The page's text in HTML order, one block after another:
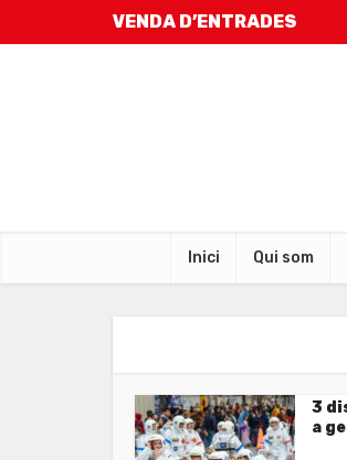
VENDA D’ENTRADES
Inici Qui som
3
a